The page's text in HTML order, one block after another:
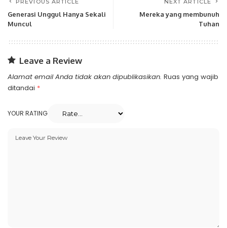
PREVIOUS ARTICLE
Generasi Unggul Hanya Sekali
Muncul
NEXT ARTICLE
Mereka yang membunuh
Tuhan
Leave a Review
Alamat email Anda tidak akan dipublikasikan. Ruas yang wajib
ditandai *
YOUR RATING